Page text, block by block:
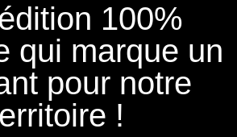
100%
qui marque un
pour notre
!